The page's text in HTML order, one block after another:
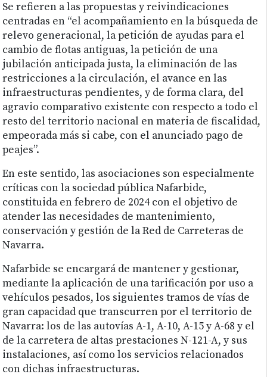
Se refieren a las propuestas y reivindicaciones
centradas en “el acompañamiento en la búsqueda de
relevo generacional, la petición de ayudas para el
cambio de flotas antiguas, la petición de una
jubilación anticipada justa, la eliminación de las
restricciones a la circulación, el avance en las
infraestructuras pendientes, y de forma clara, del
agravio comparativo existente con respecto a todo el
resto del territorio nacional en materia de fiscalidad,
empeorada más si cabe, con el anunciado pago de
peajes”.
En este sentido, las asociaciones son especialmente
críticas con la sociedad pública Nafarbide,
constituida en febrero de 2024 con el objetivo de
atender las necesidades de mantenimiento,
conservación y gestión de la Red de Carreteras de
Navarra.
Nafarbide se encargará de mantener y gestionar,
mediante la aplicación de una tarificación por uso a
vehículos pesados, los siguientes tramos de vías de
gran capacidad que transcurren por el territorio de
Navarra: los de las autovías A-1, A-10, A-15 y A-68 y el
de la carretera de altas prestaciones N-121-A, y sus
instalaciones, así como los servicios relacionados
con dichas infraestructuras.